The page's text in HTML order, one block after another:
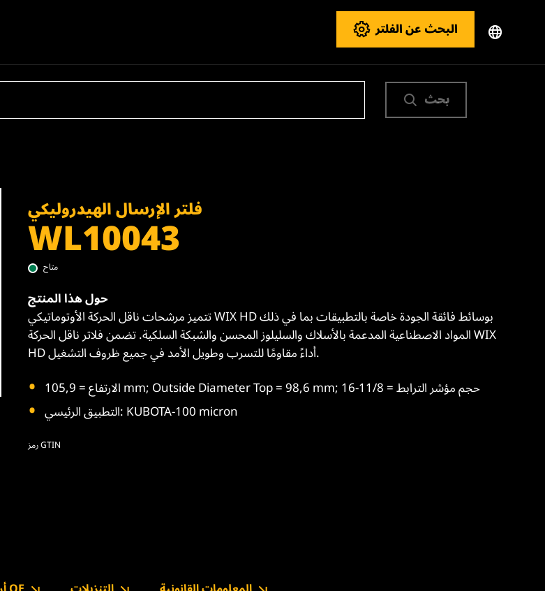
البحث عن الفلتر
بحث
فلتر الإرسال الهيدروليكي
WL10043
متاح
حول هذا المنتج
تتميز مرشحات ناقل الحركة الأوتوماتيكي WIX HD بوسائط فائقة الجودة خاصة بالتطبيقات بما في ذلك
المواد الاصطناعية المدعمة بالأسلاك والسليلوز المحسن والشبكة السلكية. تضمن فلاتر ناقل الحركة WIX
HD أداءً مقاومًا للتسرب وطويل الأمد في جميع ظروف التشغيل.
الارتفاع = 105,9 mm; Outside Diameter Top = 98,6 mm; حجم مؤشر الترابط = 11/8-16
التطبيق الرئيسي: KUBOTA-100 micron
رمز GTIN